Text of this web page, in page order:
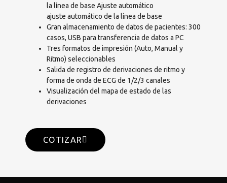
la línea de base Ajuste automático
ajuste automático de la línea de base
Gran almacenamiento de datos de pacientes: 300
casos, USB para transferencia de datos a PC
Tres formatos de impresión (Auto, Manual y
Ritmo) seleccionables
Salida de registro de derivaciones de ritmo y
forma de onda de ECG de 1/2/3 canales
Visualización del mapa de estado de las
derivaciones
COTIZAR